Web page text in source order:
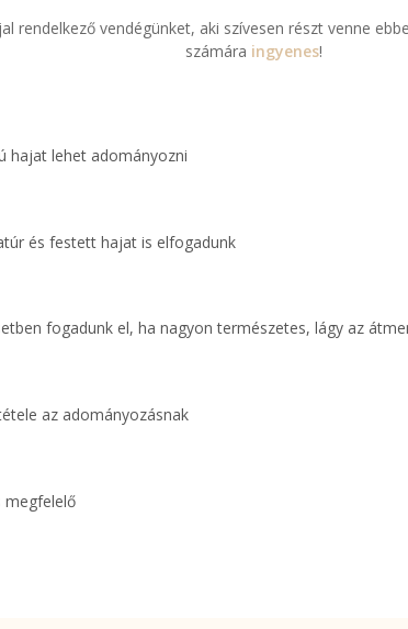
rendelkező vendégünket, aki szívesen részt venne
számára ingyenes!
hajat lehet adományozni
és festett hajat is elfogadunk
fogadunk el, ha nagyon természetes, lágy az
az adományozásnak
megfelelő